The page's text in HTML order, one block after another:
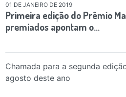
01 DE JANEIRO DE 2019
Primeira edição do Prêmio
premiados apontam o…
Chamada para a segunda
agosto deste ano